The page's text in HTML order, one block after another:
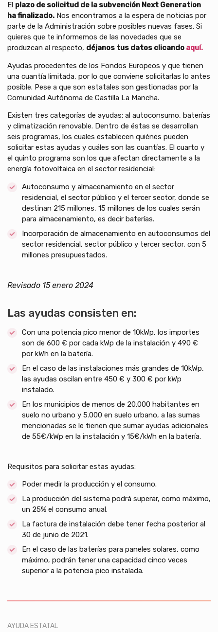
El plazo de solicitud de la subvención Next Generation
ha finalizado. Nos encontramos a la espera de noticias por
parte de la Administración sobre posibles nuevas fases. Si
quieres que te informemos de las novedades que se
produzcan al respecto, déjanos tus datos clicando aquí.
Ayudas procedentes de los Fondos Europeos y que tienen
una cuantía limitada, por lo que conviene solicitarlas lo antes
posible. Pese a que son estatales son gestionadas por la
Comunidad Autónoma de Castilla La Mancha.
Existen tres categorías de ayudas: al autoconsumo, baterías
y climatización renovable. Dentro de éstas se desarrollan
seis programas, los cuales establecen quiénes pueden
solicitar estas ayudas y cuáles son las cuantías. El cuarto y
el quinto programa son los que afectan directamente a la
energía fotovoltaica en el sector residencial:
Autoconsumo y almacenamiento en el sector
residencial, el sector público y el tercer sector, donde se
destinan 215 millones, 15 millones de los cuales serán
para almacenamiento, es decir baterías.
Incorporación de almacenamiento en autoconsumos del
sector residencial, sector público y tercer sector, con 5
millones presupuestados.
Revisado 15 enero 2024
Las ayudas consisten en:
Con una potencia pico menor de 10kWp, los importes
son de 600 € por cada kWp de la instalación y 490 €
por kWh en la batería.
En el caso de las instalaciones más grandes de 10kWp,
las ayudas oscilan entre 450 € y 300 € por kWp
instalado.
En los municipios de menos de 20.000 habitantes en
suelo no urbano y 5.000 en suelo urbano, a las sumas
mencionadas se le tienen que sumar ayudas adicionales
de 55€/kWp en la instalación y 15€/kWh en la batería.
Requisitos para solicitar estas ayudas:
Poder medir la producción y el consumo.
La producción del sistema podrá superar, como máximo,
un 25% el consumo anual.
La factura de instalación debe tener fecha posterior al
30 de junio de 2021.
En el caso de las baterías para paneles solares, como
máximo, podrán tener una capacidad cinco veces
superior a la potencia pico instalada.
AYUDA ESTATAL